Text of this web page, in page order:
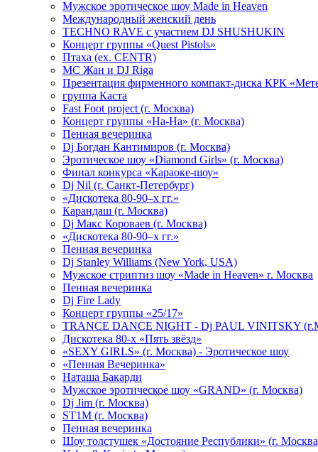
Мужское эротическое шоу Made in Heaven
Международный женский день
TECHNO RAVE с участием DJ SHUSHUKIN
Концерт группы «Quest Pistols»
Птаха (ex. CENTR)
МС Жан и DJ Riga
Презентация фирменного компакт-диска КРК
группа Каста
Fast Foot project (г. Москва)
Концерт группы «На-На» (г. Москва)
Пенная вечеринка
Dj Богдан Кантимиров (г. Москва)
Эротическое шоу «Diamond Girls» (г. Москва)
Финал конкурса «Караоке-шоу»
Dj Nil (г. Санкт-Петербург)
«Дискотека 80-90–х гг.»
Карандаш (г. Москва)
Dj Макс Короваев (г. Москва)
«Дискотека 80-90–х гг.»
Пенная вечеринка
Dj Stanley Williams (New York, USA)
Мужское стриптиз шоу «Made in Heaven» г. Москва
Пенная вечеринка
Dj Fire Lady
Концерт группы «25/17»
TRANCE DANCE NIGHT - Dj PAUL VINITSKY
Дискотека 80-х «Пять звёзд»
«SEXY GIRLS» (г. Москва) - Эротическое шоу
«Пенная Вечеринка»
Hаташа Бакарди
Мужское эротическое шоу «GRAND» (г. Москва)
Dj Jim (г. Москва)
ST1M (г. Москва)
Пенная вечеринка
Шоу толстушек «Достояние Республики» (г.